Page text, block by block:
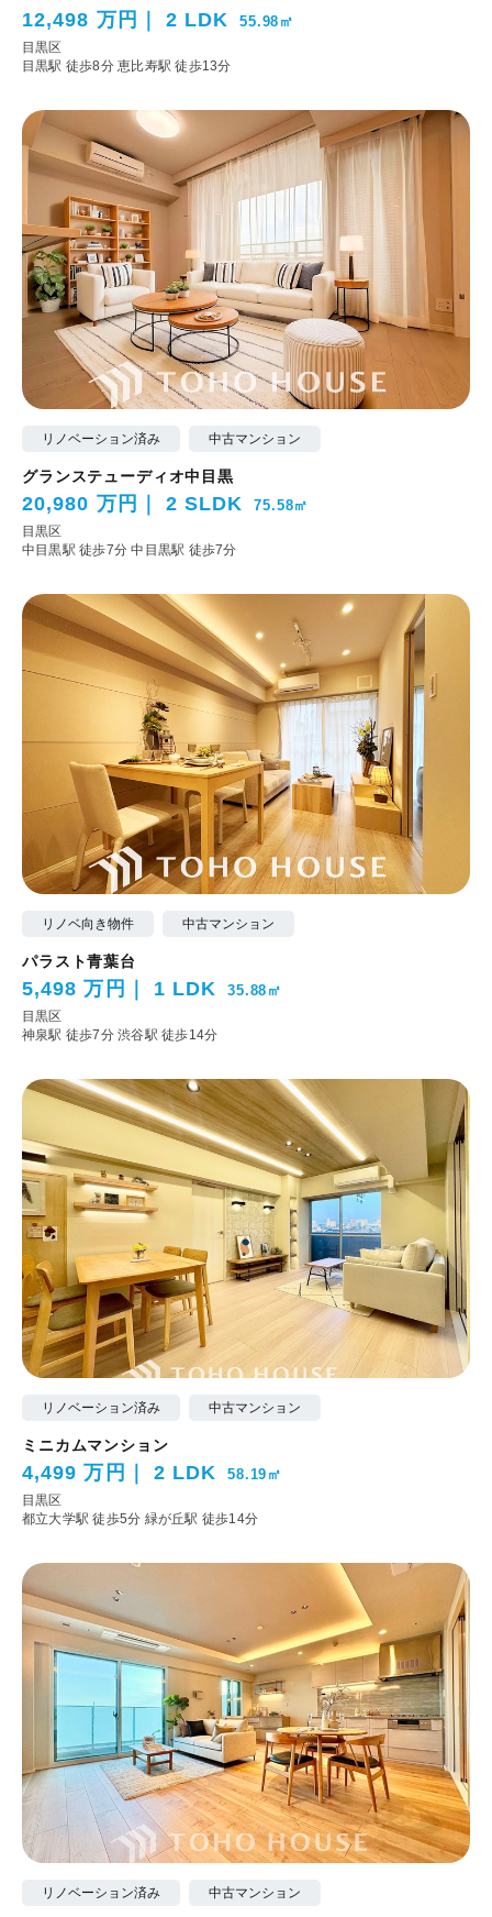
12,498 万円 2 LDK 55.98㎡
目黒区
目黒駅 徒歩8分恵比寿駅 徒歩13分
リノベーション済み 中古マンション
グランステューディオ中目黒
20,980 万円 2 SLDK 75.58㎡
目黒区
中目黒駅 徒歩7分中目黒駅 徒歩7分
リノベ向き物件 中古マンション
パラスト青葉台
5,498 万円 1 LDK 35.88㎡
目黒区
神泉駅 徒歩7分渋谷駅 徒歩14分
リノベーション済み 中古マンション
ミニカムマンション
4,499 万円 2 LDK 58.19㎡
目黒区
都立大学駅 徒歩5分 緑が丘駅 徒歩14分
リノベーション済み 中古マンション